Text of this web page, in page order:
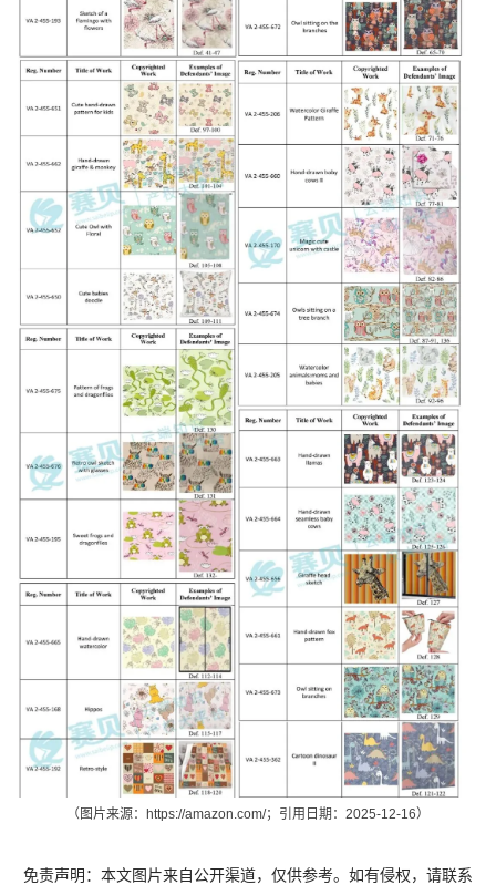
（图片来源： https://amazon.com/；引用日期：2025-12-16）
免责声明：本文图片来自公开渠道，仅供参考。如有侵权，请联系